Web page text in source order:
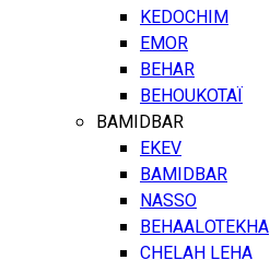
KEDOCHIM
EMOR
BEHAR
BEHOUKOTAÏ
BAMIDBAR
EKEV
BAMIDBAR
NASSO
BEHAALOTEKHA
CHELAH LEHA